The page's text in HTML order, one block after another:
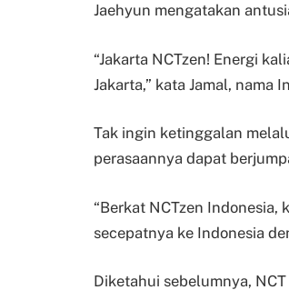
Jaehyun mengatakan
“Jakarta NCTzen! Energi
Jakarta,” kata Jamal, nama
Tak ingin ketinggalan
perasaannya dapat
“Berkat NCTzen Indonesia,
secepatnya ke Indonesia
Diketahui sebelumnya,